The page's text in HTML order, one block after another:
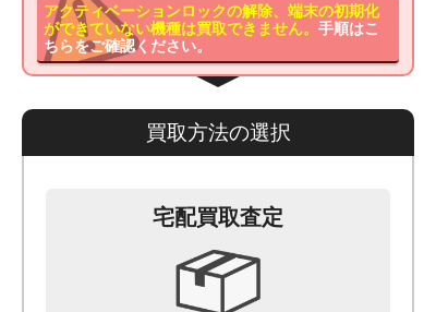
アクティベーションロックの解除、端末の初期化
ができていない機種は買取できません。手順はこ
ちらをご確認ください。
買取方法の選択
宅配買取査定